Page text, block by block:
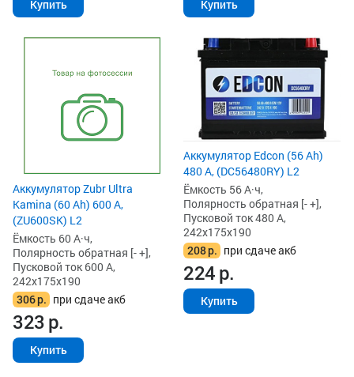
Купить Купить
Аккумулятор Zubr Ultra
Kamina (60 Ah) 600 А,
(ZU600SK) L2
Ёмкость 60 А·ч,
Полярность обратная [- +],
Пусковой ток 600 А,
242x175x190
306р. при сдаче акб
323р.
Купить
Аккумулятор Edcon (56 Ah)
480 А, (DC56480RY) L2
Ёмкость 56 А·ч,
Полярность обратная [- +],
Пусковой ток 480 А,
242x175x190
208р. при сдаче акб
224р.
Купить